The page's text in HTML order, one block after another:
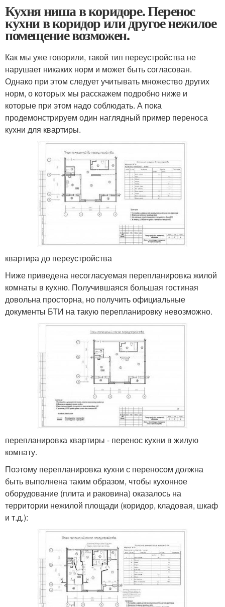
Кухня ниша в коридоре. Перенос
кухни в коридор или другое нежилое
помещение возможен.
Как мы уже говорили, такой тип переустройства не
нарушает никаких норм и может быть согласован.
Однако при этом следует учитывать множество других
норм, о которых мы расскажем подробно ниже и
которые при этом надо соблюдать. А пока
продемонстрируем один наглядный пример переноса
кухни для квартиры.
квартира до переустройства
Ниже приведена несогласуемая перепланировка жилой
комнаты в кухню. Получившаяся большая гостиная
довольна просторна, но получить официальные
документы БТИ на такую перепланировку невозможно.
перепланировка квартиры - перенос кухни в жилую
комнату.
Поэтому перепланировка кухни с переносом должна
быть выполнена таким образом, чтобы кухонное
оборудование (плита и раковина) оказалось на
территории нежилой площади (коридор, кладовая, шкаф
и т.д.):